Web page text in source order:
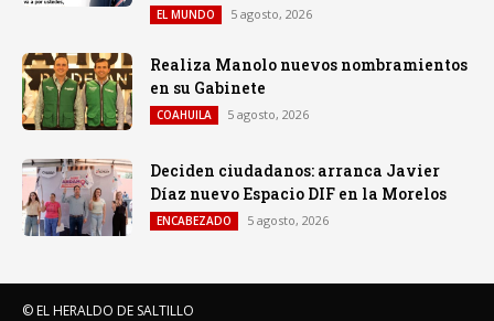
EL MUNDO 5 agosto, 2026
Realiza Manolo nuevos nombramientos
en su Gabinete
COAHUILA 5 agosto, 2026
Deciden ciudadanos: arranca Javier
Díaz nuevo Espacio DIF en la Morelos
ENCABEZADO 5 agosto, 2026
© EL HERALDO DE SALTILLO